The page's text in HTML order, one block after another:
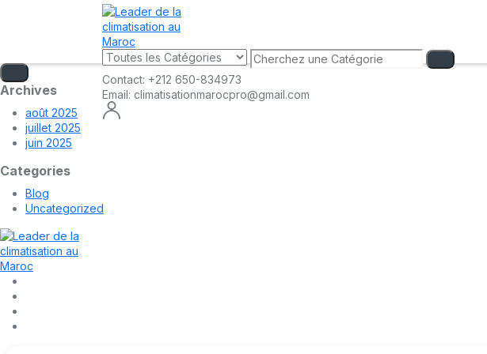
Archives
août 2025
juillet 2025
juin 2025
Categories
Blog
Uncategorized
Contact: +212 650-834973
Email: climatisationmarocpro@gmail.com